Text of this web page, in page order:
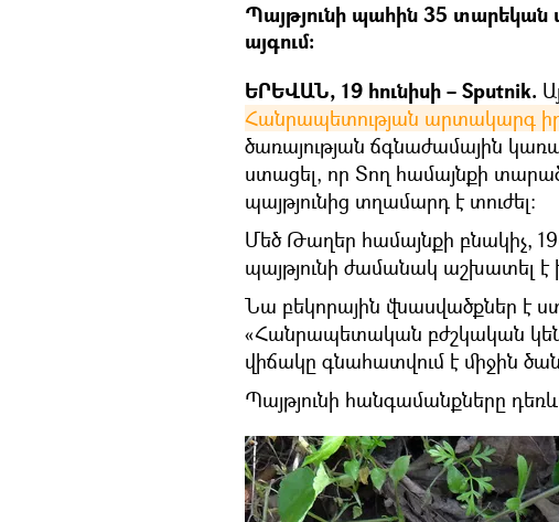
Պայթյունի պահին 35
այգում։
ԵՐԵՎԱՆ, 19 հունիսի – Sputnik.
Հանրապետության արտակարգ
ծառայության ճգնաժամային
ստացել, որ Տող համայնքի
պայթյունից տղամարդ է տուժել։
Մեծ Թաղեր համայնքի բնակիչ,
պայթյունի ժամանակ աշխատել է
Նա բեկորային վնասվածքներ է
«Հանրապետական բժշկական
վիճակը գնահատվում է միջին
Պայթյունի հանգամանքները